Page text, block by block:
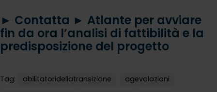
► Contatta ► Atlante per avviare
fin da ora l’analisi di fattibilità e la
predisposizione del progetto
Tag: abilitatoridellatransizione
agevolazioni